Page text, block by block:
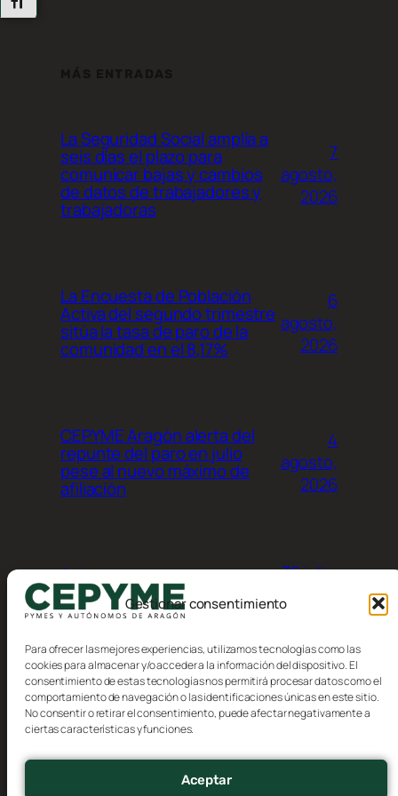
Gestionar consentimiento
Para ofrecer las mejores experiencias, utilizamos tecnologías como las
cookies para almacenar y/o acceder a la información del dispositivo. El
consentimiento de estas tecnologías nos permitirá procesar datos como el
comportamiento de navegación o las identificaciones únicas en este sitio.
No consentir o retirar el consentimiento, puede afectar negativamente a
ciertas características y funciones.
Aceptar
Alternar Tamaño De Letra
La Seguridad Social amplía a
seis días el plazo para
comunicar bajas y cambios
de datos de trabajadores y
trabajadoras
7
agosto,
2026
La Encuesta de Población
Activa del segundo trimestre
sitúa la tasa de paro de la
comunidad en el 8,17%
6
agosto,
2026
CEPYME Aragón alerta del
repunte del paro en julio
pese al nuevo máximo de
afiliación
4
agosto,
2026
Calendario del
contribuyente, Agosto 2026
30 julio,
Eventos